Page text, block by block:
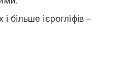
більше ієрогліфів –